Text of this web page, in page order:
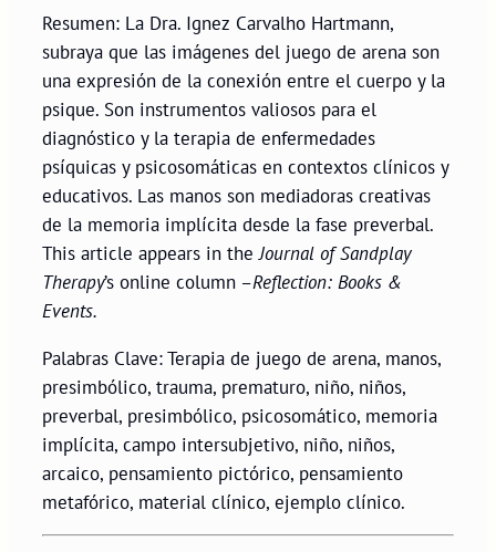
Resumen: La Dra. Ignez Carvalho Hartmann,
subraya que las imágenes del juego de arena son
una expresión de la conexión entre el cuerpo y la
psique. Son instrumentos valiosos para el
diagnóstico y la terapia de enfermedades
psíquicas y psicosomáticas en contextos clínicos y
educativos. Las manos son mediadoras creativas
de la memoria implícita desde la fase preverbal.
This article appears in theJournal of Sandplay
Therapy’s online column –Reflection: Books &
Events.
Palabras Clave: Terapia de juego de arena, manos,
presimbólico, trauma, prematuro, niño, niños,
preverbal, presimbólico, psicosomático, memoria
implícita, campo intersubjetivo, niño, niños,
arcaico, pensamiento pictórico, pensamiento
metafórico, material clínico, ejemplo clínico.